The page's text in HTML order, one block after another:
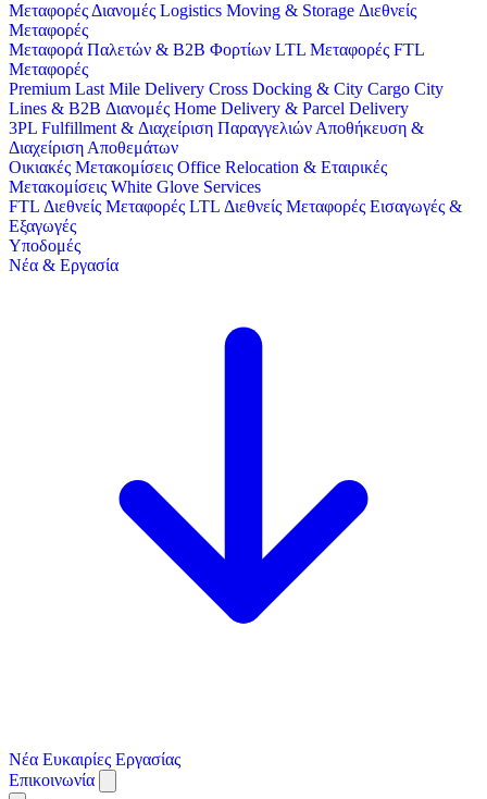
Μεταφορές Διανομές Logistics Moving & Storage Διεθνείς
Μεταφορές
Μεταφορά Παλετών & B2B Φορτίων LTL Μεταφορές FTL
Μεταφορές
Premium Last Mile Delivery Cross Docking & City Cargo City
Lines & B2B Διανομές Home Delivery & Parcel Delivery
3PL Fulfillment & Διαχείριση Παραγγελιών Αποθήκευση &
Διαχείριση Αποθεμάτων
Οικιακές Μετακομίσεις Office Relocation & Εταιρικές
Μετακομίσεις White Glove Services
FTL Διεθνείς Μεταφορές LTL Διεθνείς Μεταφορές Εισαγωγές &
Εξαγωγές
Υποδομές
Νέα & Εργασία
Νέα Ευκαιρίες Εργασίας
Επικοινωνία